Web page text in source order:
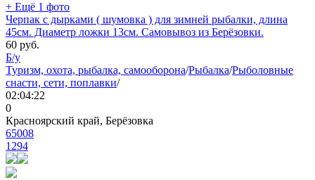
+ Ещё 1 фото
Черпак с дырками ( шумовка ) для зимней рыбалки, длина
45см. Диаметр ложки 13см. Самовывоз из Берёзовки.
60 руб.
Б/у
Туризм, охота, рыбалка, самооборона/Рыбалка/Рыболовные
снасти, сети, поплавки/
02:04:22
0
Красноярский край, Берёзовка
65008
1294